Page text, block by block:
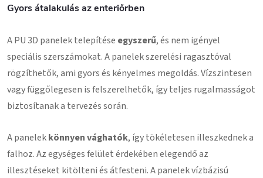
Gyors átalakulás az enteriőrben
A PU 3D panelek telepítése egyszerű, és nem igényel
speciális szerszámokat. A panelek szerelési ragasztóval
rögzíthetők, ami gyors és kényelmes megoldás. Vízszintesen
vagy függőlegesen is felszerelhetők, így teljes rugalmasságot
biztosítanak a tervezés során.
A panelekkönnyen vághatók, így tökéletesen illeszkednek a
falhoz. Az egységes felület érdekében elegendő az
illesztéseket kitölteni és átfesteni. A panelek vízbázisú